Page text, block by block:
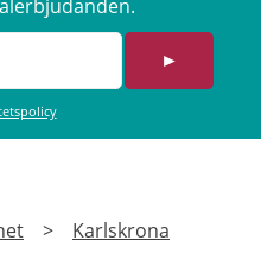
►
> Karlskrona